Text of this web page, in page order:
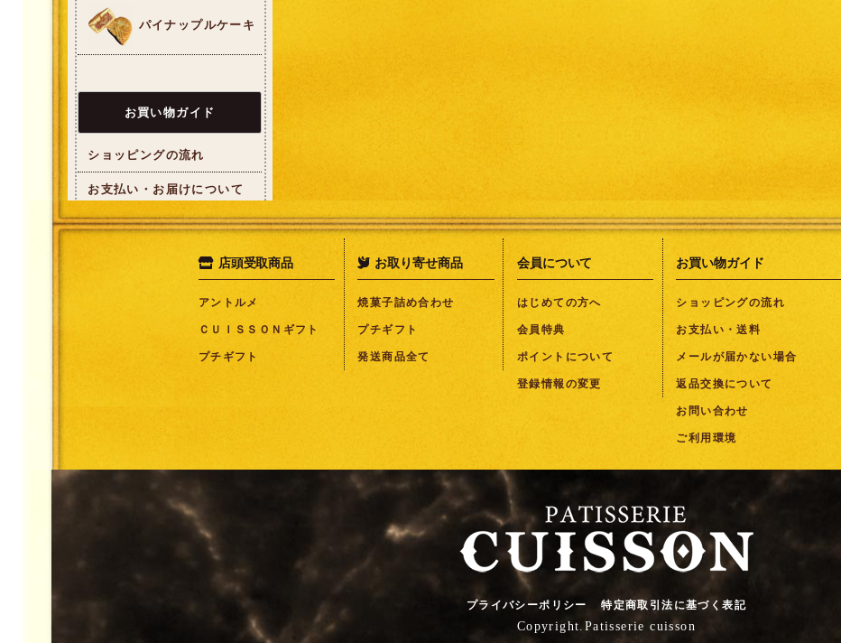
パイナップルケーキ
お買い物ガイド
ショッピングの流れ
お支払い・お届けについて
メールが届かない場合
Instagram
店頭受取商品
アントルメ
ＣＵＩＳＳＯＮギフト
プチギフト
お取り寄せ商品
焼菓子詰め合わせ
プチギフト
発送商品全て
会員について
はじめての方へ
会員特典
ポイントについて
登録情報の変更
お買い物ガイド
ショッピングの流れ
お支払い・送料
メールが届かない場合
返品交換について
お問い合わせ
ご利用環境
プライバシーポリシー 特定商取引法に基づく表記
Copyright.Patisserie cuisson